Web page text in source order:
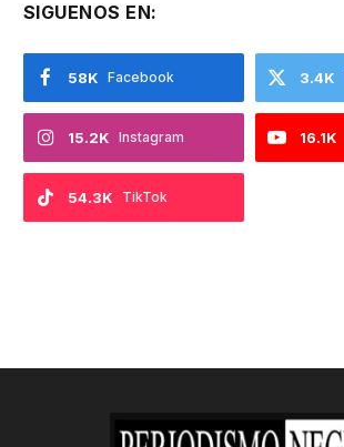
SIGUENOS EN:
Facebook
58K 3.4K
Instagram
15.2K 16.1K
TikTok
54.3K